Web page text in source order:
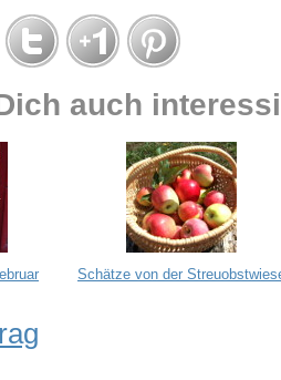
auch
Schätze von der